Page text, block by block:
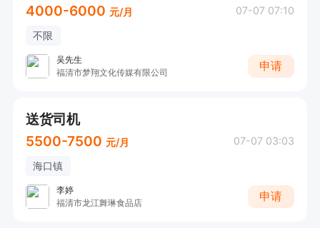
4000-6000 元/月 07-07 07:10
不限
吴先生
福清市梦翔文化传媒有限公司
申请
送货司机
5500-7500 元/月 07-07 03:03
海口镇
李婷
福清市龙江舞琳食品店
申请